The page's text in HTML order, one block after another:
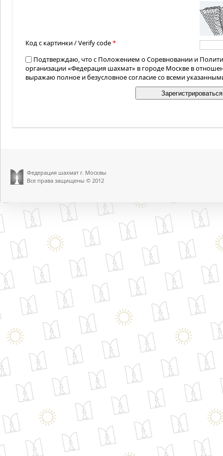
Код с картинки / Verify code*
Подтверждаю, что с Положением о Соревновании и
организации «Федерация шахмат» в городе Москве в
выражаю полное и безусловное согласие со всеми
Федерация шахмат г. Москвы
Все права защищены © 2012